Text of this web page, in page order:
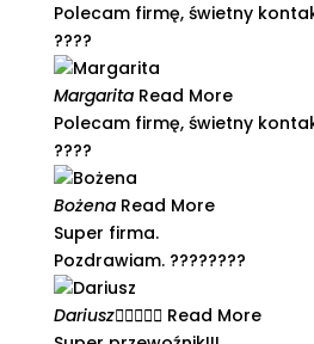
Polecam firmę, świetny
????​
MargaritaRead More
Polecam firmę, świetny
????​
BożenaRead More
Super firma.
Pozdrawiam. ????????
Dariusz Read More